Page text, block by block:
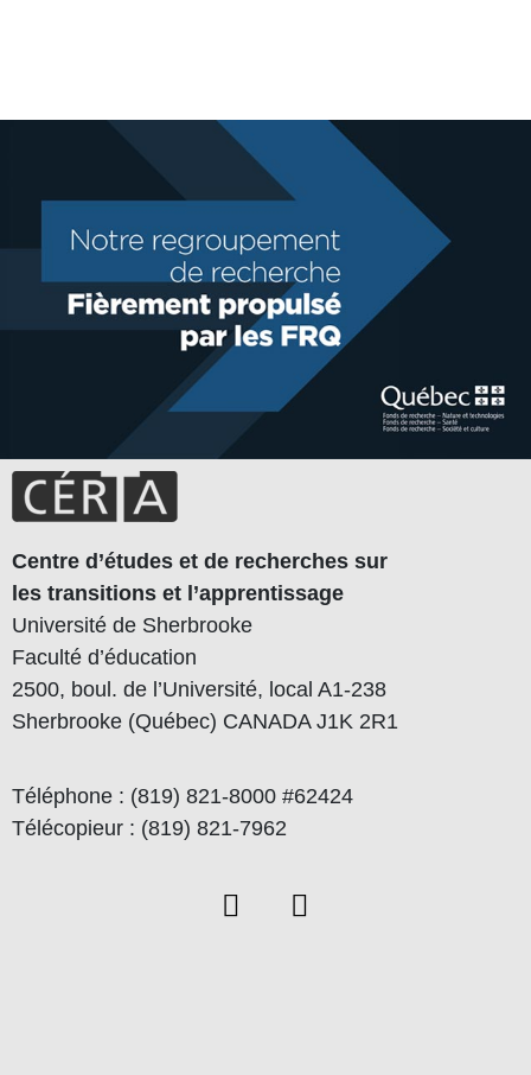
Centre d’études et de recherches sur
les transitions et l’apprentissage
Université de Sherbrooke
Faculté d’éducation
2500, boul. de l’Université, local A1-238
Sherbrooke (Québec) CANADA J1K 2R1
Téléphone : (819) 821-8000 #62424
Télécopieur : (819) 821-7962